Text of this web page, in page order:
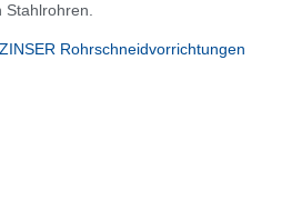
ZINSER Rohrschneidvorrichtungen